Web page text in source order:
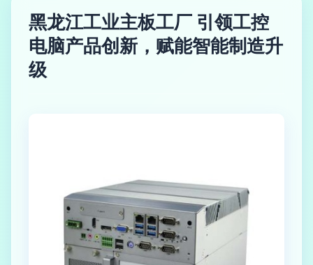
黑龙江工业主板工厂 引领工控
电脑产品创新，赋能智能制造升
级